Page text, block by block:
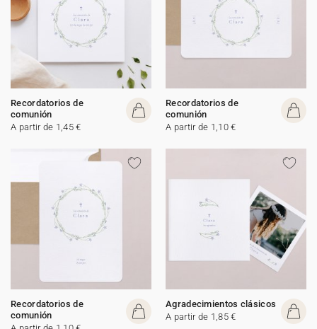
Recordatorios de
comunión
A partir de 1,45 €
Recordatorios de
comunión
A partir de 1,10 €
Recordatorios de
comunión
Agradecimientos clásicos
A partir de 1,85 €